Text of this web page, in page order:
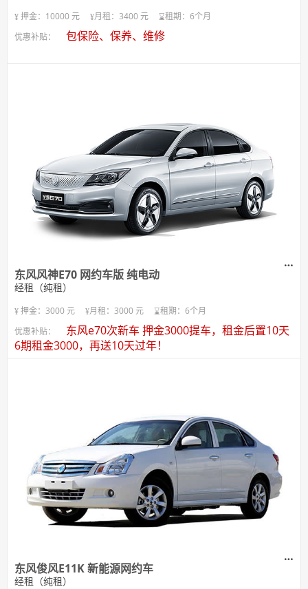
押金：10000 元 月租：3400 元
租期：6个月
优惠补贴：
包保险、保养、维修
东风风神E70 网约车版 纯电动
经租（纯租）
押金：3000 元 月租：3000 元
租期：6个月
优惠补贴：
东风e70次新车 押金3000提车，租金后置10天
6期租金3000，再送10天过年！
东风俊风E11K 新能源网约车
经租（纯租）